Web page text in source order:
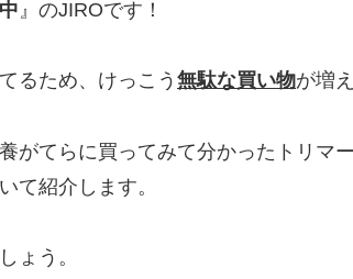
』のJIROです！
るため、けっこう無駄な買い物が増
がてらに買ってみて分かったトリマ
て紹介します。
ょう。